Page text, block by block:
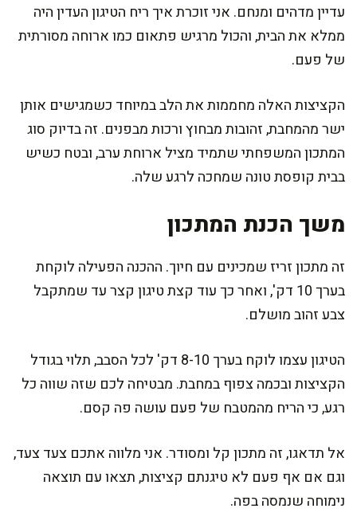
עדיין מדהים ומנחם. אני זוכרת איך ריח הטיגון העדין היה
ממלא את הבית, והכול מרגיש פתאום כמו ארוחה מסורתית
של פעם.
הקציצות האלה מחממות את הלב במיוחד כשמגישים אותן
ישר מהמחבת, זהובות מבחוץ ורכות מבפנים. זה בדיוק סוג
המתכון המשפחתי שתמיד מציל ארוחת ערב, ובטח כשיש
בבית קופסת טונה שמחכה לרגע שלה.
משך הכנת המתכון
זה מתכון זריז שמכינים עם חיוך. ההכנה הפעילה לוקחת
בערך 10 דק', ואחר כך עוד קצת טיגון קצר עד שמתקבל
צבע זהוב מושלם.
הטיגון עצמו לוקח בערך 8-10 דק' לכל הסבב, תלוי בגודל
הקציצות ובכמה צפוף במחבת. מבטיחה לכם שזה שווה כל
רגע, כי הריח מהמטבח של פעם עושה פה קסם.
אל תדאגו, זה מתכון קל ומסודר. אני מלווה אתכם צעד צעד,
וגם אם אף פעם לא טיגנתם קציצות, תצאו עם תוצאה
נימוחה שנמסה בפה.